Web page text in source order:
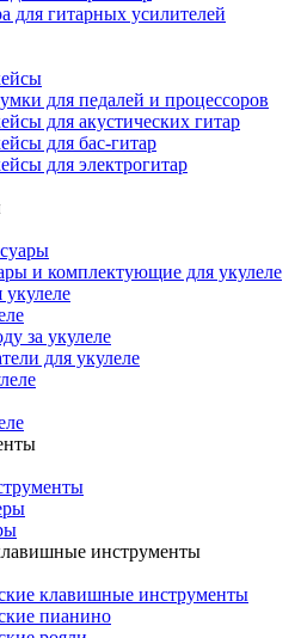
для гитарных усилителей
для педалей и процессоров
для акустических гитар
для бас-гитар
для электрогитар
и комплектующие для укулеле
за укулеле
для укулеле
инструменты
клавишные инструменты
пианино